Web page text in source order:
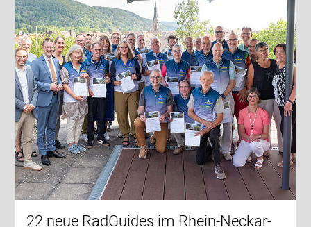
22 neue RadGuides im Rhein-Neckar-